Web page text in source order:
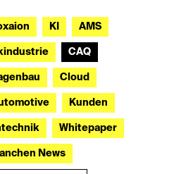
KI AMS
CAQ
Cloud
Kunden
Whitepaper
News